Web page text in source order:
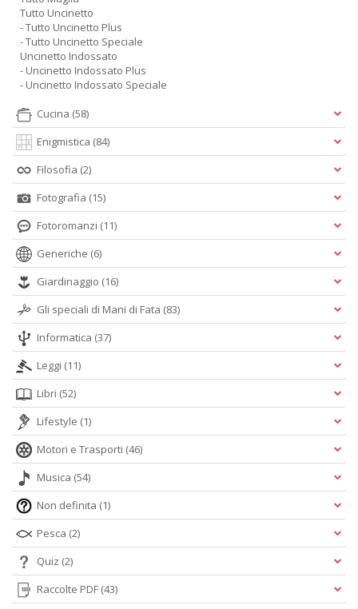
Tutto Uncinetto
- Tutto Uncinetto Plus
- Tutto Uncinetto Speciale
Uncinetto Indossato
- Uncinetto Indossato Plus
- Uncinetto Indossato Speciale
Cucina (58)
Enigmistica (84)
Filosofia (2)
Fotografia (15)
Fotoromanzi (11)
Generiche (6)
Giardinaggio (16)
Gli speciali di Mani di Fata (83)
Informatica (37)
Leggi (11)
Libri (52)
Lifestyle (1)
Motori e Trasporti (46)
Musica (54)
Non definita (1)
Pesca (2)
Quiz (2)
Raccolte PDF (43)